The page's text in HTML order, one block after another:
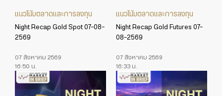
แนวโน้มตลาดและการลงทุน
Night Recap Gold Spot 07-08-
2569
07 สิงหาคม 2569
16:50 น.
แนวโน้มตลาดและการลงทุน
Night Recap Gold Futures 07-
08-2569
07 สิงหาคม 2569
16:33 น.